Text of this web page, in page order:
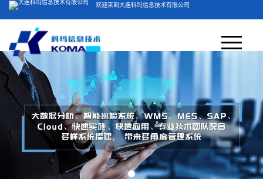
欢迎来到大连科玛信息技术有限公司
网站首页
关于我们 ＞
公司简介
产品方案
视频展示